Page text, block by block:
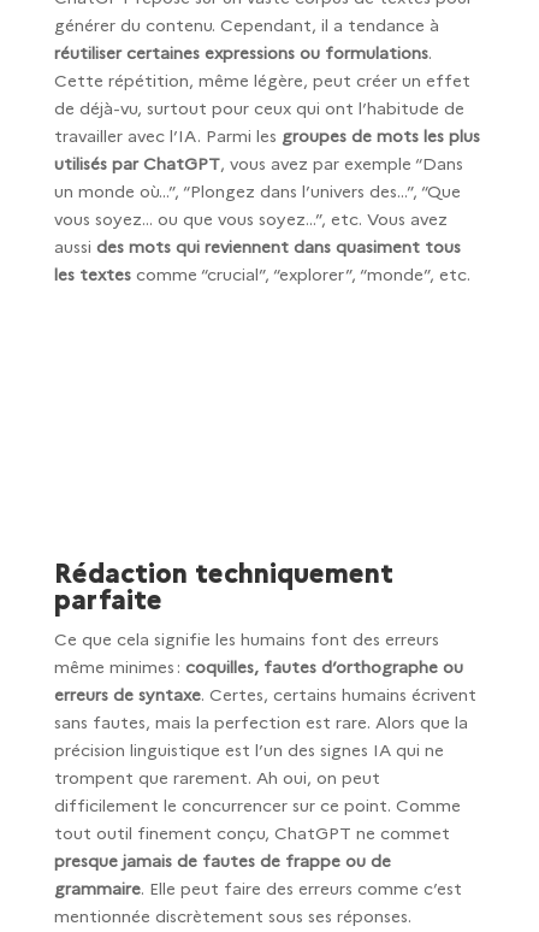
générer du contenu. Cependant, il a tendance à
réutiliser certaines expressions ou formulations.
Cette répétition, même légère, peut créer un effet
de déjà-vu, surtout pour ceux qui ont l’habitude de
travailler avec l’IA. Parmi les groupes de mots les plus
utilisés par ChatGPT, vous avez par exemple “Dans
un monde où…”, “Plongez dans l’univers des…”, “Que
vous soyez… ou que vous soyez…”, etc. Vous avez
aussi des mots qui reviennent dans quasiment tous
les textescomme “crucial”, “explorer”, “monde”, etc.
Rédaction techniquement
parfaite
Ce que cela signifie les humains font des erreurs
même minimes : coquilles, fautes d’orthographe ou
erreurs de syntaxe. Certes, certains humains écrivent
sans fautes, mais la perfection est rare. Alors que la
précision linguistique est l’un des signes IA qui ne
trompent que rarement. Ah oui, on peut
difficilement le concurrencer sur ce point. Comme
tout outil finement conçu, ChatGPT ne commet
presque jamais de fautes de frappe ou de
grammaire. Elle peut faire des erreurs comme c’est
mentionnée discrètement sous ses réponses.